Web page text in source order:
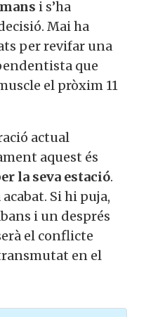
i s’ha
Mai ha
per revifar una
que
el pròxim 11
actual
aquest és
la seva estació.
acabat. Si hi puja,
i un després
el conflicte
en el